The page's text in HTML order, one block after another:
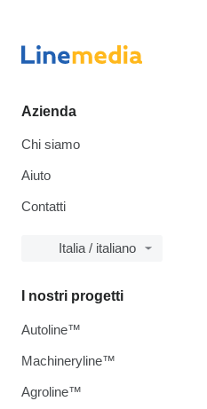
Azienda
Chi siamo
Aiuto
Contatti
Italia / italiano
I nostri progetti
Autoline™
Machineryline™
Agroline™